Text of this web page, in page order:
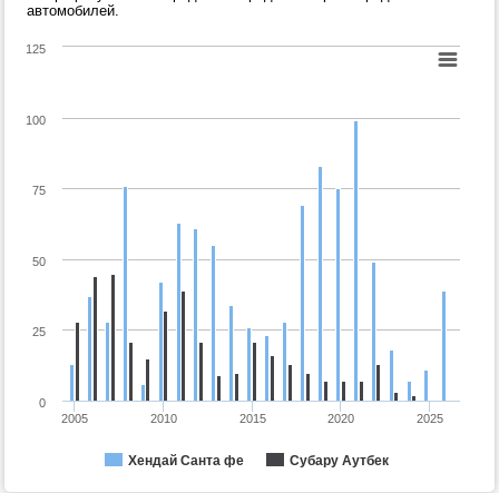
автомобилей.
Хендай Санта фе Субару Аутбек
2005 2010 2015 2020 2025
0
100
25
50
75
125